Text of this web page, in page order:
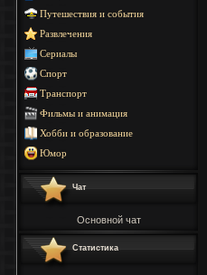
Путешествия и события
Развлечения
Сериалы
Спорт
Транспорт
Фильмы и анимация
Хобби и образование
Юмор
Чат
Основной чат
Статистика